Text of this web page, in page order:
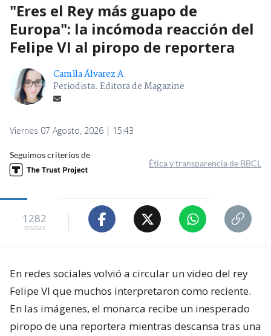
"Eres el Rey más guapo de
Europa": la incómoda reacción del
Felipe VI al piropo de reportera
Camila Álvarez A
Periodista. Editora de Magazine
Viernes 07 Agosto, 2026 | 15:43
Seguimos criterios de
Ética y transparencia de BBCL
1282
visitas
En redes sociales volvió a circular un video del rey
Felipe VI que muchos interpretaron como reciente.
En las imágenes, el monarca recibe un inesperado
piropo de una reportera mientras descansa tras una